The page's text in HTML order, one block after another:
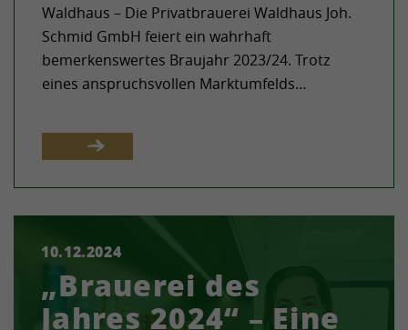
Waldhaus – Die Privatbrauerei Waldhaus Joh.
Schmid GmbH feiert ein wahrhaft
bemerkenswertes Braujahr 2023/24. Trotz
eines anspruchsvollen Marktumfelds…
10.12.2024
„Brauerei des
Jahres 2024“ – Eine
Südschwarzwald schreibt die Privatbrauerei
Waldhaus nun ein weiteres Kapitel ihrer
beeindruckenden Erfolgsgeschichte:…